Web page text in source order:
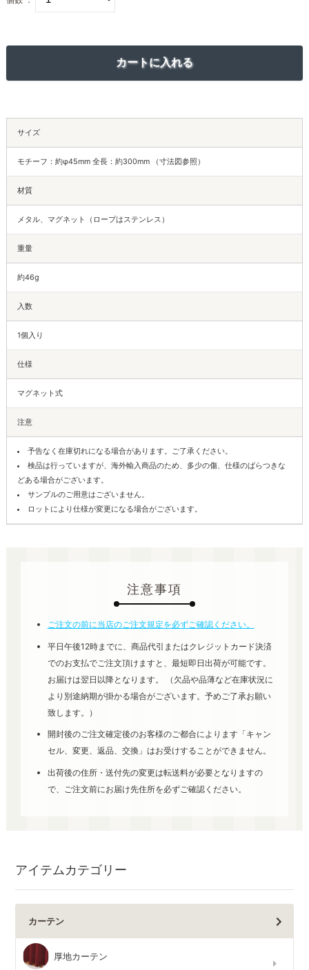
サイズ
モチーフ：約φ45mm 全長：約300mm （寸法図参照）
材質
メタル、マグネット（ロープはステンレス）
重量
約46g
入数
1個入り
仕様
マグネット式
注意
予告なく在庫切れになる場合があります。ご了承ください。
検品は行っていますが、海外輸入商品のため、多少の傷、仕様のばらつきな
どある場合がございます。
サンプルのご用意はございません。
ロットにより仕様が変更になる場合がございます。
注意事項
ご注文の前に当店のご注文規定を必ずご確認ください。
平日午後12時までに、商品代引またはクレジットカード決済
でのお支払でご注文頂けますと、最短即日出荷が可能です。
お届けは翌日以降となります。 （欠品や品薄など在庫状況に
より別途納期が掛かる場合がございます。予めご了承お願い
致します。）
開封後のご注文確定後のお客様のご都合によります「キャン
セル、変更、返品、交換」はお受けすることができません。
出荷後の住所・送付先の変更は転送料が必要となりますの
で、ご注文前にお届け先住所を必ずご確認ください。
アイテムカテゴリー
カーテン
厚地カーテン